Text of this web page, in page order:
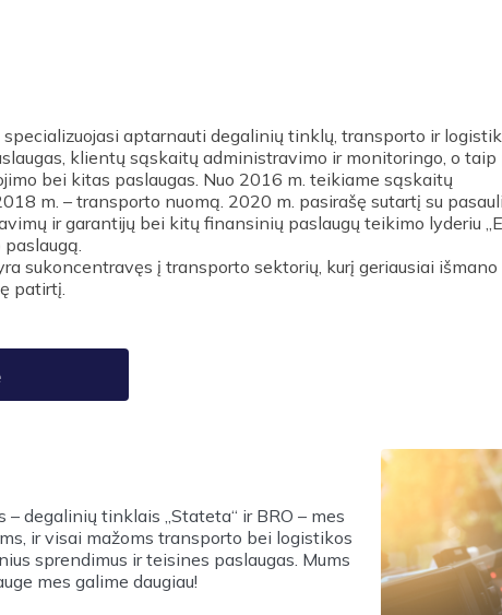
specializuojasi aptarnauti degalinių tinklų, transporto ir
klientų sąskaitų administravimo ir monitoringo, o taip
bei kitas paslaugas. Nuo 2016 m. teikiame sąskaitų
m. – transporto nuomą. 2020 m. pasirašę sutartį su
ir garantijų bei kitų finansinių paslaugų teikimo lyderiu
sukoncentravęs į transporto sektorių, kurį geriausiai išmano
patirtį.
degalinių tinklais „Stateta“ ir BRO – mes
ir visai mažoms transporto bei logistikos
sprendimus ir teisines paslaugas. Mums
mes galime daugiau!